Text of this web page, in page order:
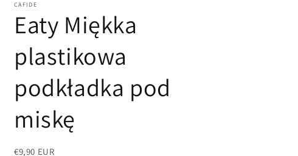
CAFIDE
Eaty Miękka
plastikowa
podkładka pod
miskę
€9,90 EUR